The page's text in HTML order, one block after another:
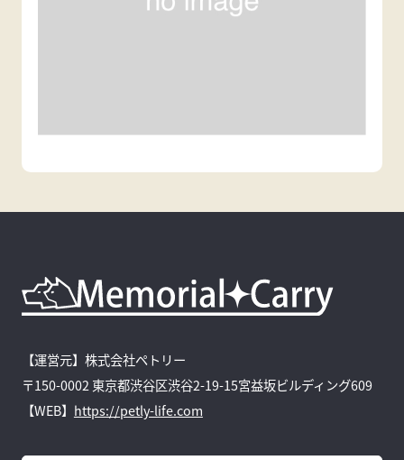
【運営元】株式会社ペトリー
〒150-0002 東京都渋谷区渋谷2-19-15宮益坂ビルディング609
【WEB】 https://petly-life.com